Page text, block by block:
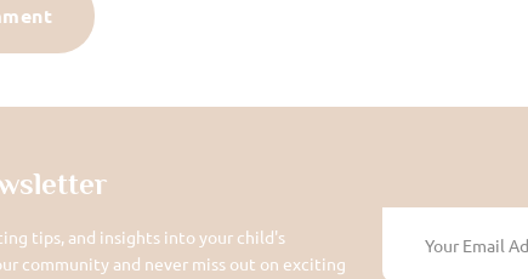
tips, and insights into your child's
community and never miss out on exciting